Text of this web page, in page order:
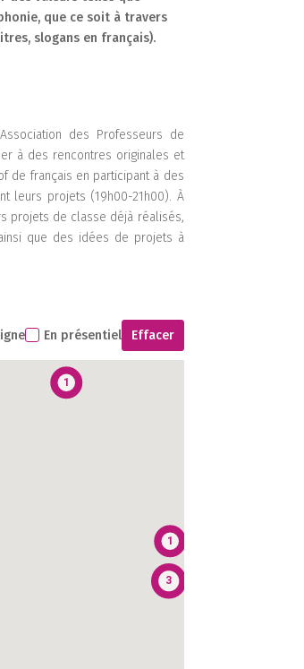
que ce soit à travers
slogans en français).
des Professeurs de
à des rencontres originales et
de français en participant à des
leurs projets (19h00-21h00). À
projets de classe déjà réalisés,
que des idées de projets à
En présentiel Effacer
1
1
3